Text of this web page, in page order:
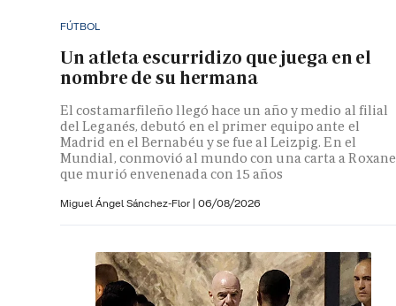
FÚTBOL
Un atleta escurridizo que juega en el
nombre de su hermana
El costamarfileño llegó hace un año y medio al filial
del Leganés, debutó en el primer equipo ante el
Madrid en el Bernabéu y se fue al Leizpig. En el
Mundial, conmovió al mundo con una carta a
que murió envenenada con 15 años
Miguel Ángel Sánchez-Flor | 06/08/2026